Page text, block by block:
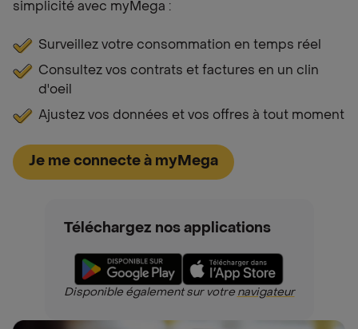
Téléchargez nos applications
Disponible également sur votre navigateur
simplicité avec myMega :
Surveillez votre consommation en temps réel
Consultez vos contrats et factures en un clin
d'oeil
Ajustez vos données et vos offres à tout moment
Je me connecte à myMega